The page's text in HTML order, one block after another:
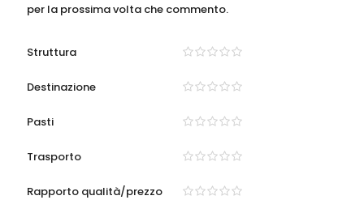
per la prossima volta che commento.
Struttura
Destinazione
Pasti
Trasporto
Rapporto qualità/prezzo